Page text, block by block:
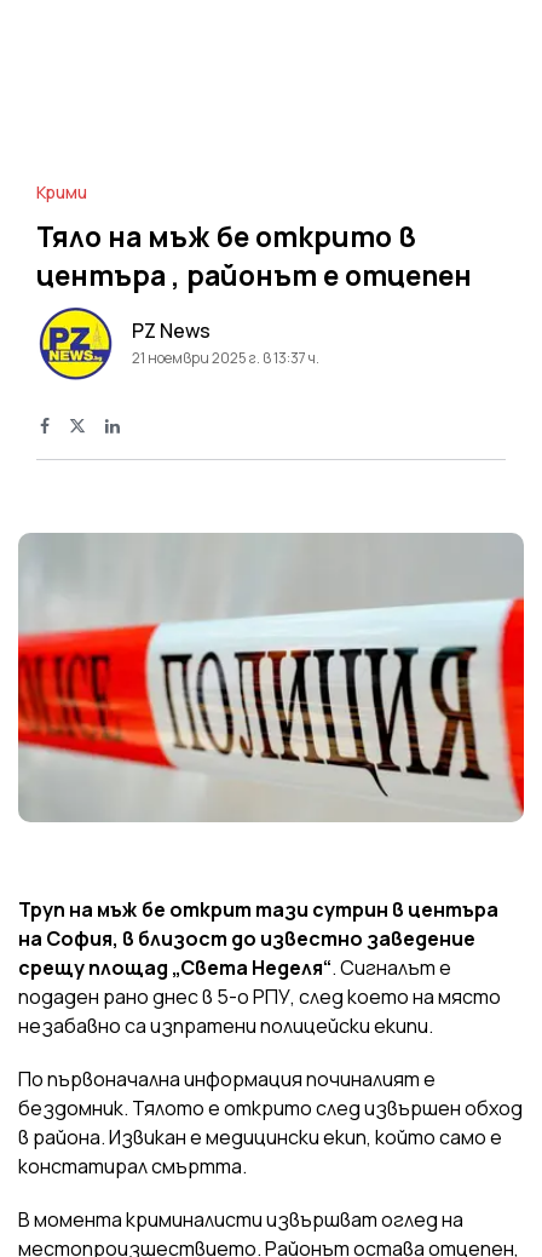
Крими
Тяло на мъж бе открито в
центъра , районът е отцепен
PZ News
21 ноември 2025 г. в 13:37 ч.
Труп на мъж бе открит тази сутрин в центъра
на София, в близост до известно заведение
срещу площад „Света Неделя“. Сигналът е
подаден рано днес в 5-о РПУ, след което на място
незабавно са изпратени полицейски екипи.
По първоначална информация починалият е
бездомник. Тялото е открито след извършен обход
в района. Извикан е медицински екип, който само е
констатирал смъртта.
В момента криминалисти извършват оглед на
местопроизшествието. Районът остава отцепен,